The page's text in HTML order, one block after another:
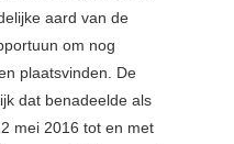
aard van de
om nog
plaatsvinden. De
dat benadeelde als
mei 2016 tot en met